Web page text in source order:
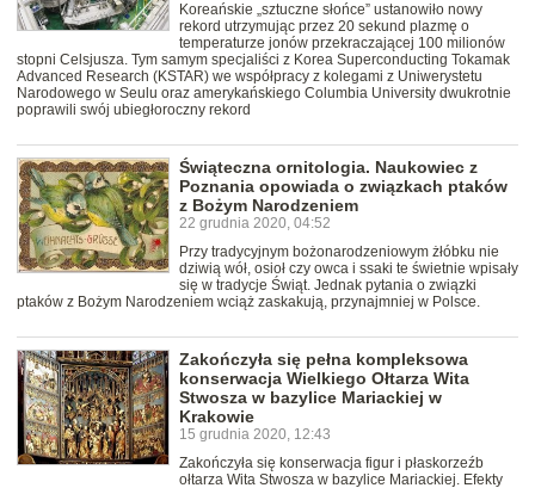
Koreańskie „sztuczne słońce” ustanowiło nowy
rekord utrzymując przez 20 sekund plazmę o
temperaturze jonów przekraczającej 100 milionów
stopni Celsjusza. Tym samym specjaliści z Korea Superconducting Tokamak
Advanced Research (KSTAR) we współpracy z kolegami z Uniwerystetu
Narodowego w Seulu oraz amerykańskiego Columbia University dwukrotnie
poprawili swój ubiegłoroczny rekord
Świąteczna ornitologia. Naukowiec z
Poznania opowiada o związkach ptaków
z Bożym Narodzeniem
22 grudnia 2020, 04:52
Przy tradycyjnym bożonarodzeniowym żłóbku nie
dziwią wół, osioł czy owca i ssaki te świetnie wpisały
się w tradycje Świąt. Jednak pytania o związki
ptaków z Bożym Narodzeniem wciąż zaskakują, przynajmniej w Polsce.
Zakończyła się pełna kompleksowa
konserwacja Wielkiego Ołtarza Wita
Stwosza w bazylice Mariackiej w
Krakowie
15 grudnia 2020, 12:43
Zakończyła się konserwacja figur i płaskorzeźb
ołtarza Wita Stwosza w bazylice Mariackiej. Efekty